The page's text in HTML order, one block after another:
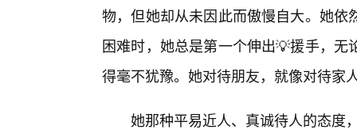
物，但她却从未因此而傲慢自大。她
困难时，她总是第一个伸出💡援手，
得毫不犹豫。她对待朋友，就像对待家
她那种平易近人、真诚待人的态度